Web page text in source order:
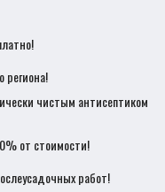
региона!
чистым антисептиком
от стоимости!
работ!